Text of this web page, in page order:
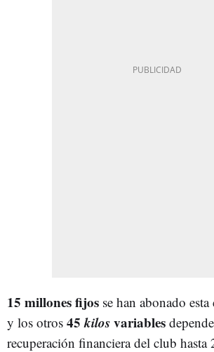
15 millones fijos se han abonado
y los otros 45kilosvariables
recuperación financiera del club hasta